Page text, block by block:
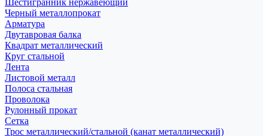
Шестигранник нержавеющий
Черный металлопрокат
Арматура
Двутавровая балка
Квадрат металлический
Круг стальной
Лента
Листовой металл
Полоса стальная
Проволока
Рулонный прокат
Сетка
Трос металлический/стальной (канат металлический)